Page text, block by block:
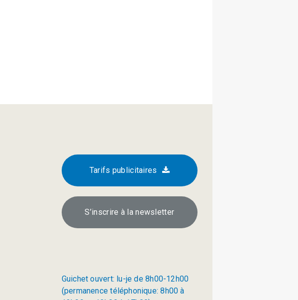
Tarifs publicitaires
S’inscrire à la newsletter
Guichet ouvert: lu-je de 8h00-12h00
(permanence téléphonique: 8h00 à